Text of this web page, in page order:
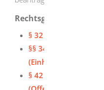
Rechtsgrundlage
§ 32 Patentgesetz
§§ 34
(Einhaltung der
§ 42 Patentgesetz